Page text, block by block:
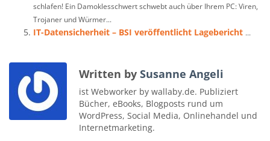
schlafen! Ein Damoklesschwert schwebt auch über Ihrem PC: Viren,
Trojaner und Würmer...
IT-Datensicherheit – BSI veröffentlicht Lagebericht ...
Written by Susanne Angeli
ist Webworker by wallaby.de. Publiziert
Bücher, eBooks, Blogposts rund um
WordPress, Social Media, Onlinehandel und
Internetmarketing.